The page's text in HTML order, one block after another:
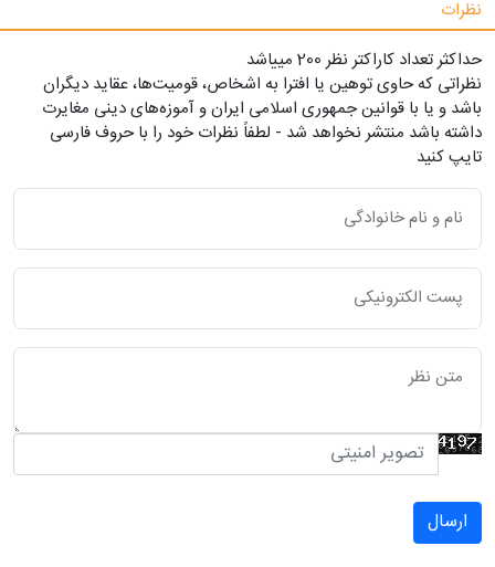
نظرات
حداکثر تعداد کاراکتر نظر 200 ميياشد
نظراتی که حاوی توهین یا افترا به اشخاص، قومیت‌ها، عقاید دیگران
باشد و یا با قوانین جمهوری اسلامی ایران و آموزه‌های دینی مغایرت
داشته باشد منتشر نخواهد شد - لطفاً نظرات خود را با حروف فارسی
تایپ کنید
ارسال